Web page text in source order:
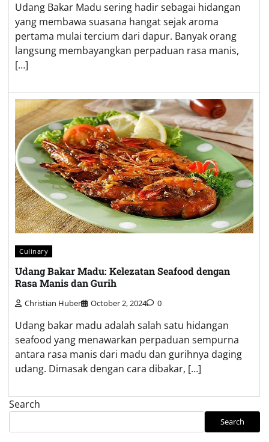
Udang Bakar Madu sering hadir sebagai hidangan
yang membawa suasana hangat sejak aroma
pertama mulai tercium dari dapur. Banyak orang
langsung membayangkan perpaduan rasa manis,
[…]
Culinary
Udang Bakar Madu: Kelezatan Seafood dengan
Rasa Manis dan Gurih
Christian Huber October 2, 2024 0
Udang bakar madu adalah salah satu hidangan
seafood yang menawarkan perpaduan sempurna
antara rasa manis dari madu dan gurihnya daging
udang. Dimasak dengan cara dibakar, […]
Search
Search